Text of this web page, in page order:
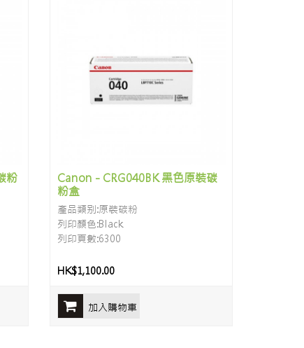
粉
Canon - CRG040BK 黑色原裝碳
粉盒
產品類别:原裝碳粉
列印顏色:Black
列印頁數:6300
HK$1,100.00
加入購物車